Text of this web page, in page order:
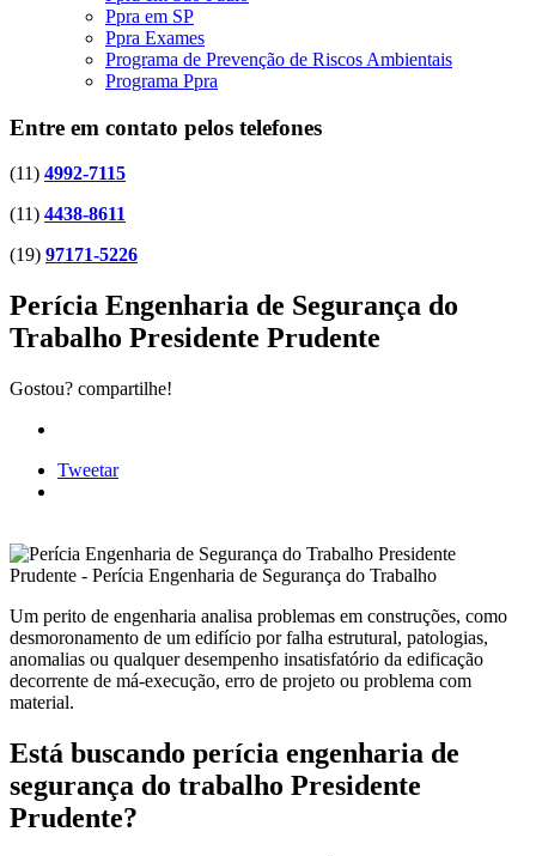
Ppra em SP
Ppra Exames
Programa de Prevenção de Riscos Ambientais
Programa Ppra
Entre em contato pelos telefones
(11) 4992-7115
(11) 4438-8611
(19) 97171-5226
Perícia Engenharia de Segurança do
Trabalho Presidente Prudente
Gostou? compartilhe!
Tweetar
Um perito de engenharia analisa problemas em construções, como
desmoronamento de um edifício por falha estrutural, patologias,
anomalias ou qualquer desempenho insatisfatório da edificação
decorrente de má-execução, erro de projeto ou problema com
material.
Está buscando perícia engenharia de
segurança do trabalho Presidente
Prudente?